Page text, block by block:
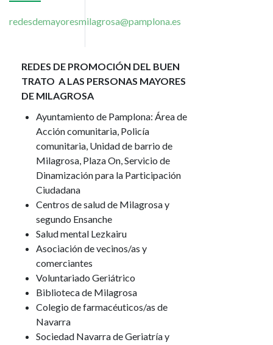
redesdemayoresmilagrosa@pamplona.es
REDES DE PROMOCIÓN DEL BUEN
TRATO A LAS PERSONAS MAYORES
DE MILAGROSA
Ayuntamiento de Pamplona: Área de
Acción comunitaria, Policía
comunitaria, Unidad de barrio de
Milagrosa, Plaza On, Servicio de
Dinamización para la Participación
Ciudadana
Centros de salud de Milagrosa y
segundo Ensanche
Salud mental Lezkairu
Asociación de vecinos/as y
comerciantes
Voluntariado Geriátrico
Biblioteca de Milagrosa
Colegio de farmacéuticos/as de
Navarra
Sociedad Navarra de Geriatría y